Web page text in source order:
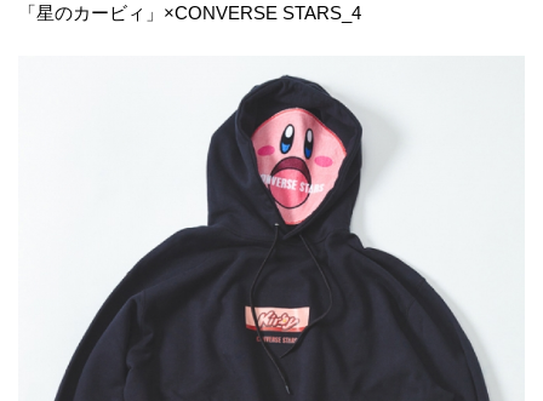
「星のカービィ」×CONVERSE STARS_4